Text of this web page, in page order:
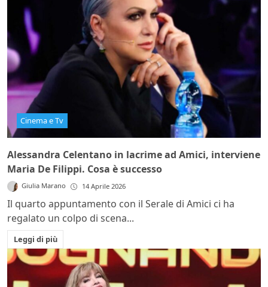
Cinema e Tv
Alessandra Celentano in lacrime ad Amici, interviene
Maria De Filippi. Cosa è successo
Giulia Marano 14 Aprile 2026
Il quarto appuntamento con il Serale di Amici ci ha
regalato un colpo di scena...
Leggi di più